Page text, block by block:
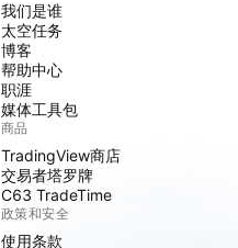
我们是谁
太空任务
博客
帮助中心
职涯
媒体工具包
商品
TradingView商店
交易者塔罗牌
C63 TradeTime
政策和安全
使用条款